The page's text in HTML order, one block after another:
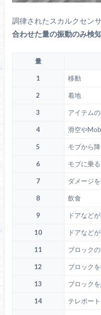
調律されたスカルクセンサ
合わせた量の振動のみ検
量
1 移動
2 着地
3 アイテム
4 滑空や
5 モブから
6 モブに乗る
7 ダメージ
8 飲食
9 ドアなど
10 ドアなどが
11 ブロック
12 ブロック
13 ブロック
14 テレポー